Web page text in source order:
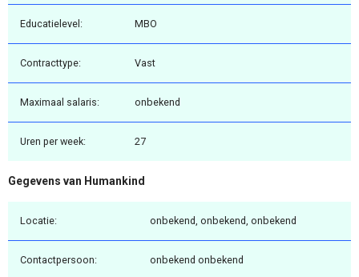
Educatielevel: MBO
Contracttype: Vast
Maximaal salaris: onbekend
Uren per week: 27
Gegevens van Humankind
Locatie: onbekend, onbekend, onbekend
Contactpersoon: onbekend onbekend